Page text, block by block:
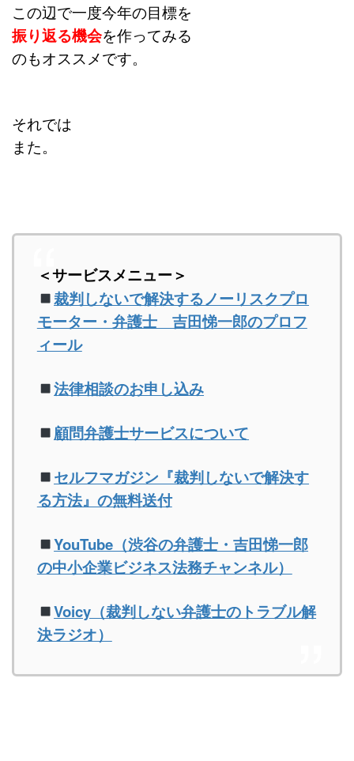
この辺で一度今年の目標を
振り返る機会を作ってみる
のもオススメです。
それでは
また。
＜サービスメニュー＞
裁判しないで解決するノーリスクプロ
モーター・弁護士 吉田悌一郎のプロフ
ィール
法律相談のお申し込み
顧問弁護士サービスについて
セルフマガジン『裁判しないで解決す
る方法』の無料送付
YouTube（渋谷の弁護士・吉田悌一郎
の中小企業ビジネス法務チャンネル）
Voicy（裁判しない弁護士のトラブル解
決ラジオ）